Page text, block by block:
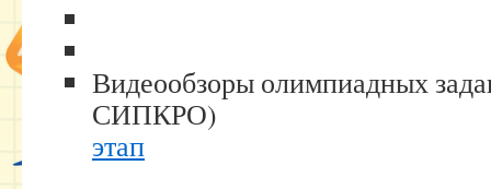
Видеообзоры олимпиадных
этап